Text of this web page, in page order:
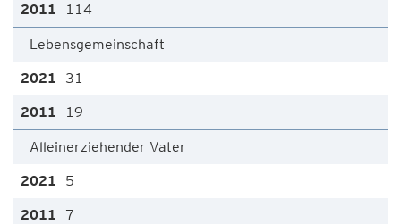
114
Lebensgemeinschaft
31
19
Alleinerziehender Vater
5
7